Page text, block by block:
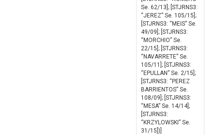
Se. 62/13]; [STJRNS3:
“JEREZ” Se. 105/15];
[STJRNS3: “MEIS” Se.
49/09]; [STJRNS3:
“MORCHIO” Se.
22/15]; [STJRNS3:
“NAVARRETE” Se.
105/11]; [STJRNS3:
“EPULLAN” Se. 2/15];
[STJRNS3: “PEREZ
BARRIENTOS” Se.
108/09]; [STJRNS3:
“MESA” Se. 14/14];
[STJRNS3:
“KRZYLOWSKI” Se.
31/15])]